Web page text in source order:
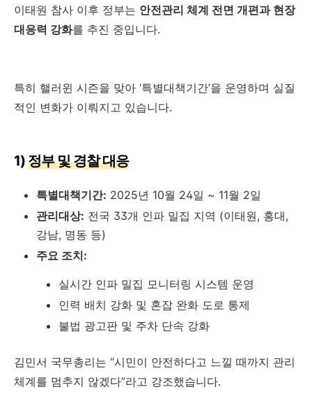
이태원 참사 이후 정부는 안전관리 체계 전면 개편과 현장
대응력 강화를 추진 중입니다.
특히 핼러윈 시즌을 맞아 ‘특별대책기간’을 운영하며 실질
적인 변화가 이뤄지고 있습니다.
1)정부 및 경찰 대응
특별대책기간: 2025년 10월 24일 ~ 11월 2일
관리대상: 전국 33개 인파 밀집 지역 (이태원, 홍대,
강남, 명동 등)
주요 조치:
실시간 인파 밀집 모니터링 시스템 운영
인력 배치 강화 및 혼잡 완화 도로 통제
불법 광고판 및 주차 단속 강화
김민서 국무총리는 “시민이 안전하다고 느낄 때까지 관리
체계를 멈추지 않겠다”라고 강조했습니다.